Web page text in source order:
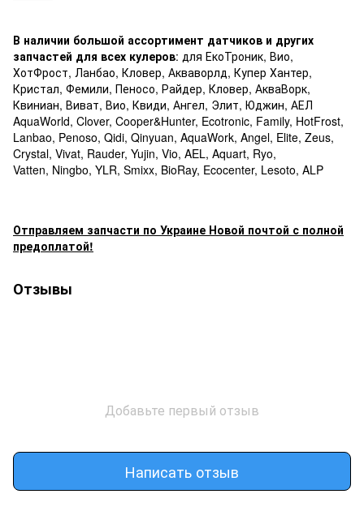
В наличии большой ассортимент датчиков и других
запчастей для всех кулеров: для ЕкоТроник, Вио,
ХотФрост, Ланбао, Кловер, Акваворлд, Купер Хантер,
Кристал, Фемили, Пеносо, Райдер, Кловер, АкваВорк,
Квиниан, Виват, Вио, Квиди, Ангел, Элит, Юджин, АЕЛ
AquaWorld, Clover, Cooper&Hunter, Ecotronic, Family, HotFrost,
Lanbao, Penoso, Qidi, Qinyuan, AquaWork, Angel, Elite, Zeus,
Crystal, Vivat, Rauder, Yujin, Vio, AEL, Aquart, Ryo,
Vatten, Ningbo, YLR, Smixx, BioRay, Ecocenter, Lesoto, ALP
Отправляем запчасти по Украине Новой почтой с полной
предоплатой!
Отзывы
Добавьте первый отзыв
Написать отзыв